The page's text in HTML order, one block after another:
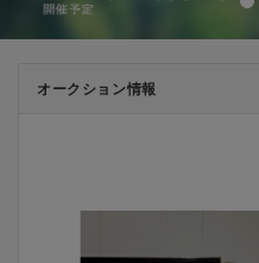
オークション情報